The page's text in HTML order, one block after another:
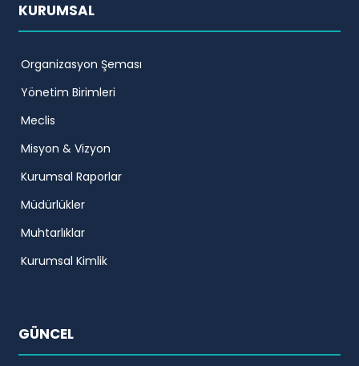
KURUMSAL
Organizasyon Şeması
Yönetim Birimleri
Meclis
Misyon & Vizyon
Kurumsal Raporlar
Müdürlükler
Muhtarlıklar
Kurumsal Kimlik
GÜNCEL